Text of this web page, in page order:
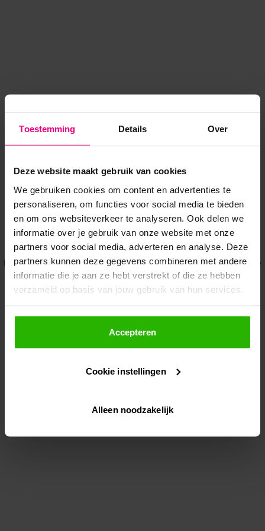
Toestemming Details Over
Deze website maakt gebruik van cookies
We gebruiken cookies om content en advertenties te
personaliseren, om functies voor social media te bieden
en om ons websiteverkeer te analyseren. Ook delen we
informatie over je gebruik van onze website met onze
partners voor social media, adverteren en analyse. Deze
partners kunnen deze gegevens combineren met andere
informatie die je aan ze hebt verstrekt of die ze hebben
verzameld op basis van jouw gebruik van hun services.
Als je op "Accepteer" klikt, dan geef je Voordeeluitjes.nl
toestemming om cookies voor social media en
gepersonaliseerde advertenties te plaatsen.
Lees hier meer over in onsprivacybeleid
Via "Cookie instellingen" kun je ook zelf instellen welke
Accepteren
Cookie instellingen
Alleen noodzakelijk
Application error: a client-side exception has occurred while
loadingwww.voordeeluitjes.nl (see the browser console for more
information).